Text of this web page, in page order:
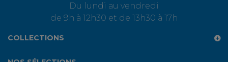
Du lundi au vendredi
de 9h à 12h30 et de 13h30 à 17h
COLLECTIONS